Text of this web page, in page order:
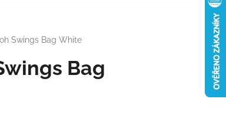
Swings Bag White
Bag